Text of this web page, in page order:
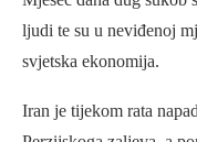
ljudi te su u neviđenoj
svjetska ekonomija.
Iran je tijekom rata